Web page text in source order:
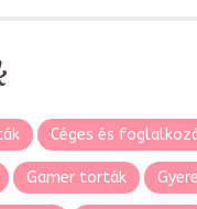
Céges és
Gamer torták